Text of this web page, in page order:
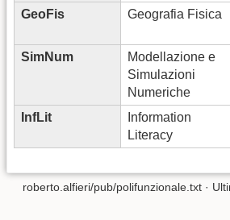
GeoFis Geografia Fisica
SimNum
Modellazione e
Simulazioni
Numeriche
InfLit
Information
Literacy
roberto.alfieri/pub/polifunzionale.txt ·